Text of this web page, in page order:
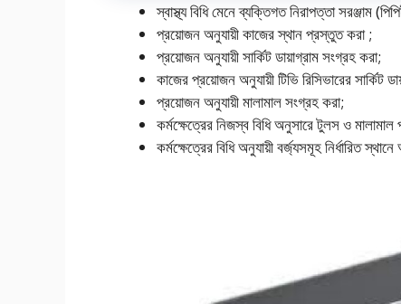
স্বাস্থ্য বিধি মেনে ব্যক্তিগত নিরাপত্তা সরঞ্জাম
প্রয়োজন অনুযায়ী কাজের স্থান প্রস্তুত করা ;
প্রয়োজন অনুযায়ী সার্কিট ডায়াগ্রাম সংগ্রহ করা;
কাজের প্রয়োজন অনুযায়ী টিভি রিসিভারের সার্কিট
প্রয়োজন অনুযায়ী মালামাল সংগ্রহ করা;
কর্মক্ষেত্রের নিজস্ব বিধি অনুসারে টুলস ও মালামাল
কর্মক্ষেত্রের বিধি অনুযায়ী বর্জ্যসমূহ নির্ধারিত